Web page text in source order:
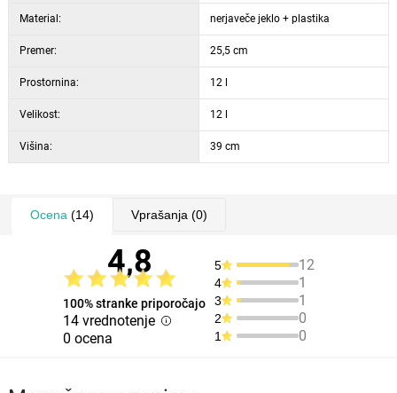
Material: nerjaveče jeklo + plastika
Premer: 25,5 cm
Prostornina: 12 l
Velikost: 12 l
Višina: 39 cm
Ocena (14) Vprašanja (0)
4,8
100% stranke priporočajo
14 vrednotenje
0 ocena
5 12
4 1
3 1
2 0
1 0